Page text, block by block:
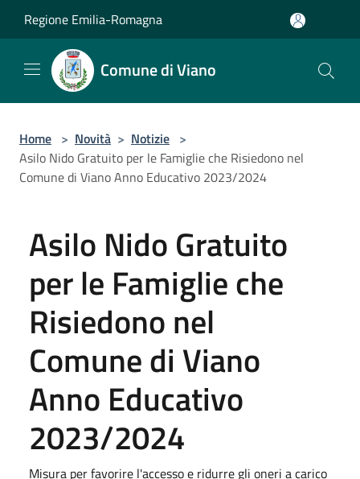
Regione Emilia-Romagna
Comune di Viano
Home > Novità > Notizie >
Asilo Nido Gratuito per le Famiglie che Risiedono nel
Comune di Viano Anno Educativo 2023/2024
Asilo Nido Gratuito
per le Famiglie che
Risiedono nel
Comune di Viano
Anno Educativo
2023/2024
Misura per favorire l'accesso e ridurre gli oneri a carico